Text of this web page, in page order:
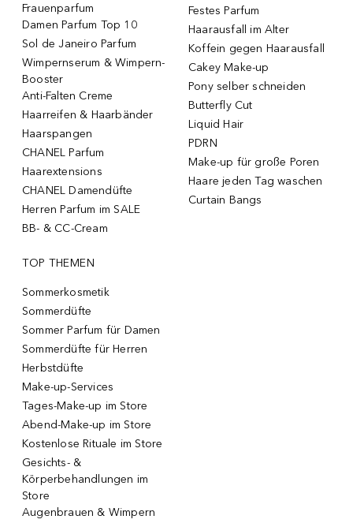
Frauenparfum
Damen Parfum Top 10
Sol de Janeiro Parfum
Wimpernserum & Wimpern-
Booster
Anti-Falten Creme
Haarreifen & Haarbänder
Haarspangen
CHANEL Parfum
Haarextensions
CHANEL Damendüfte
Herren Parfum im SALE
BB- & CC-Cream
Festes Parfum
Haarausfall im Alter
Koffein gegen Haarausfall
Cakey Make-up
Pony selber schneiden
Butterfly Cut
Liquid Hair
PDRN
Make-up für große Poren
Haare jeden Tag waschen
Curtain Bangs
TOP THEMEN
Sommerkosmetik
Sommerdüfte
Sommer Parfum für Damen
Sommerdüfte für Herren
Herbstdüfte
Make-up-Services
Tages-Make-up im Store
Abend-Make-up im Store
Kostenlose Rituale im Store
Gesichts- &
Körperbehandlungen im
Store
Augenbrauen & Wimpern